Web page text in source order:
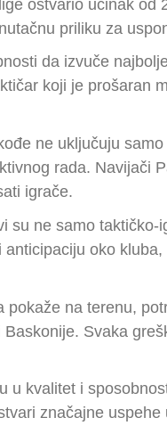
ostvario učinak
priliku za
da izvuče
koji je prošaran
ne uključuju
rada. Navijači
igrače.
su ne samo
oko
na terenu,
Svaka
u kvalitet i
značajne